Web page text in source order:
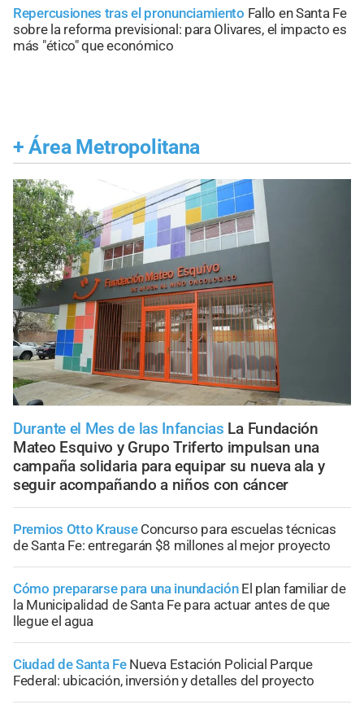
Repercusiones tras el pronunciamiento Fallo en Santa Fe
sobre la reforma previsional: para Olivares, el impacto es
más "ético" que económico
+ Área Metropolitana
Durante el Mes de las Infancias La Fundación
Mateo Esquivo y Grupo Triferto impulsan una
campaña solidaria para equipar su nueva ala y
seguir acompañando a niños con cáncer
Premios Otto Krause Concurso para escuelas técnicas
de Santa Fe: entregarán $8 millones al mejor proyecto
Cómo prepararse para una inundación El plan familiar de
la Municipalidad de Santa Fe para actuar antes de que
llegue el agua
Ciudad de Santa Fe Nueva Estación Policial Parque
Federal: ubicación, inversión y detalles del proyecto